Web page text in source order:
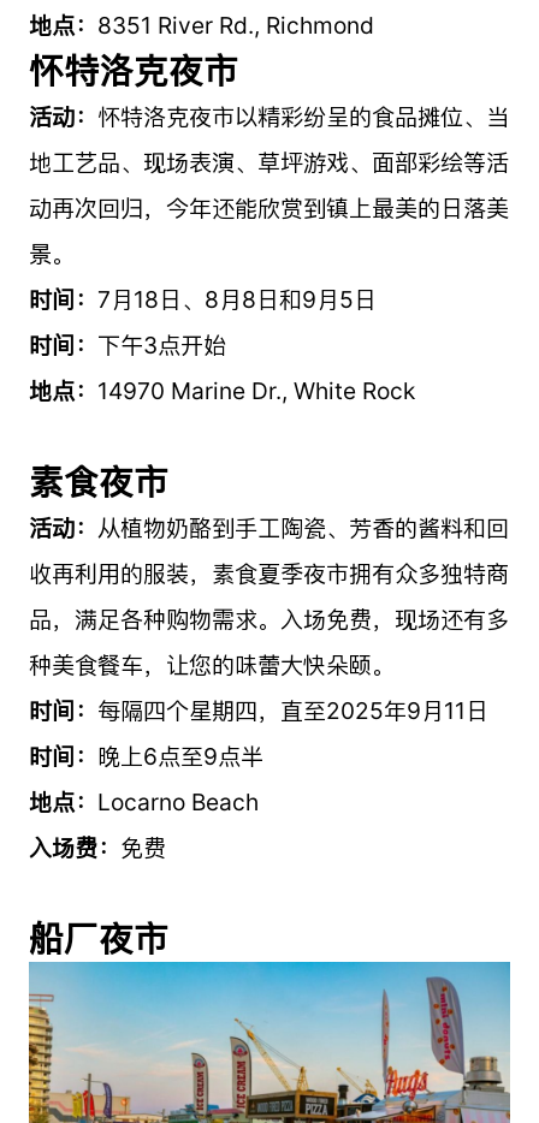
地点： 8351 River Rd., Richmond
怀特洛克夜市
活动： 怀特洛克夜市以精彩纷呈的食品摊位、当
地工艺品、现场表演、草坪游戏、面部彩绘等活
动再次回归，今年还能欣赏到镇上最美的日落美
景。
时间： 7月18日、8月8日和9月5日
时间： 下午3点开始
地点： 14970 Marine Dr., White Rock
素食夜市
活动： 从植物奶酪到手工陶瓷、芳香的酱料和回
收再利用的服装，素食夏季夜市拥有众多独特商
品，满足各种购物需求。入场免费，现场还有多
种美食餐车，让您的味蕾大快朵颐。
时间： 每隔四个星期四，直至2025年9月11日
时间： 晚上6点至9点半
地点： Locarno Beach
入场费： 免费
船厂夜市